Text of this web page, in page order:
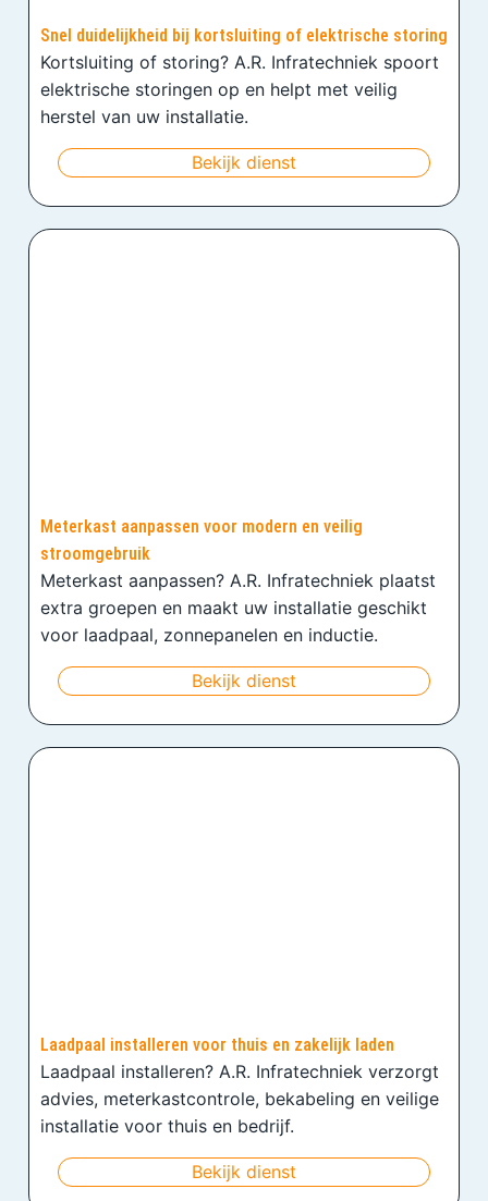
Snel duidelijkheid bij kortsluiting of elektrische storing
Kortsluiting of storing? A.R. Infratechniek spoort
elektrische storingen op en helpt met veilig
herstel van uw installatie.
Bekijk dienst
Meterkast aanpassen voor modern en veilig
stroomgebruik
Meterkast aanpassen? A.R. Infratechniek plaatst
extra groepen en maakt uw installatie geschikt
voor laadpaal, zonnepanelen en inductie.
Bekijk dienst
Laadpaal installeren voor thuis en zakelijk laden
Laadpaal installeren? A.R. Infratechniek verzorgt
advies, meterkastcontrole, bekabeling en veilige
installatie voor thuis en bedrijf.
Bekijk dienst